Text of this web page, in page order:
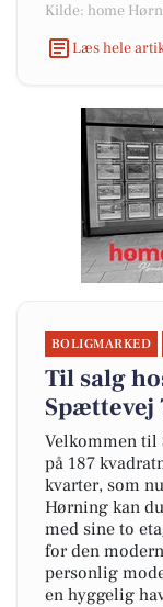
Kilde: home
Læs hele
BOLIGMARKED
Til salg
Spættevej
Velkommen til
på 187
kvarter, som
Hørning kan
med sine to
for den
personlig
en hyggelig